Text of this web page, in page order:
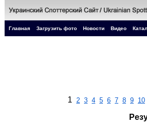
Главная Загрузить фото Новости Видео
1 2 3 4 5 6 7 8 9 10